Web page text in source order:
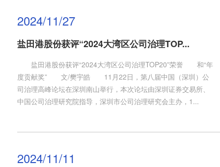
2024/11/27
盐田港股份获评“2024大湾区公司治理TOP...
盐田港股份获评“2024大湾区公司治理TOP20”荣誉 和“年
度贡献奖” 文/樊宇皓 11月22日，第八届中国（深圳）公
司治理高峰论坛在深圳南山举行，本次论坛由深圳证券交易所、
中国公司治理研究院指导，深圳市公司治理研究会主办，1...
2024/11/11